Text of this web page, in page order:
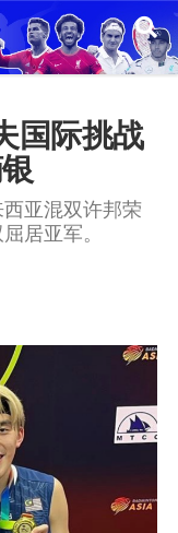
国际挑战
亚混双许邦荣
居亚军。